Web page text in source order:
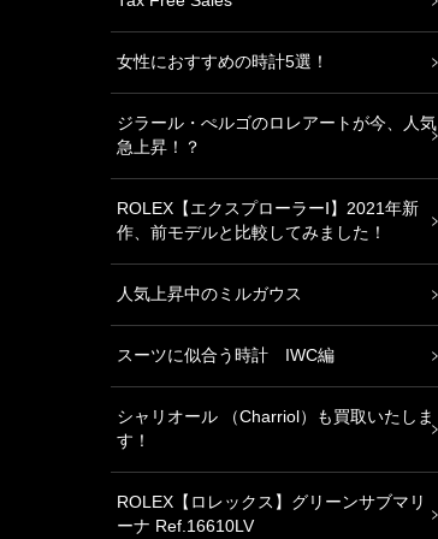
女性におすすめの時計5選！
ジラール・ぺルゴのロレアートが今、人気
急上昇！？
ROLEX【エクスプローラーⅠ】2021年新
作、前モデルと比較してみました！
人気上昇中のミルガウス
スーツに似合う時計 IWC編
シャリオール （Charriol）も買取いたしま
す！
ROLEX【ロレックス】グリーンサブマリ
ーナ Ref.16610LV